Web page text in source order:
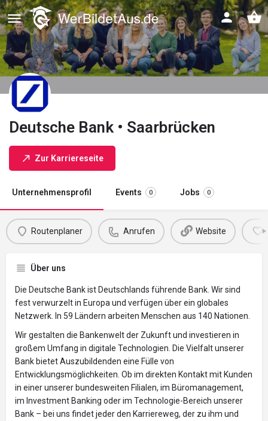
Deutsche Bank • Saarbrücken
Zur Karriereseite
Unternehmensprofil Events 0 Jobs 0
Routenplaner Anrufen Website
Über uns
Die Deutsche Bank ist Deutschlands führende Bank. Wir sind
fest verwurzelt in Europa und verfügen über ein globales
Netzwerk. In 59 Ländern arbeiten Menschen aus 140 Nationen.
Wir gestalten die Bankenwelt der Zukunft und investieren in
großem Umfang in digitale Technologien. Die Vielfalt unserer
Bank bietet Auszubildenden eine Fülle von
Entwicklungsmöglichkeiten. Ob im direkten Kontakt mit Kunden
in einer unserer bundesweiten Filialen, im Büromanagement,
im Investment Banking oder im Technologie-Bereich unserer
Bank – bei uns findet jeder den Karriereweg, der zu ihm und